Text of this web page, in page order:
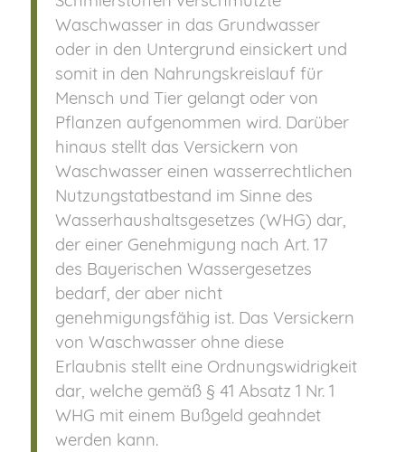
Waschwasser in das Grundwasser
oder in den Untergrund einsickert und
somit in den Nahrungskreislauf für
Mensch und Tier gelangt oder von
Pflanzen aufgenommen wird. Darüber
hinaus stellt das Versickern von
Waschwasser einen wasserrechtlichen
Nutzungstatbestand im Sinne des
Wasserhaushaltsgesetzes (WHG) dar,
der einer Genehmigung nach Art. 17
des Bayerischen Wassergesetzes
bedarf, der aber nicht
genehmigungsfähig ist. Das Versickern
von Waschwasser ohne diese
Erlaubnis stellt eine Ordnungswidrigkeit
dar, welche gemäß § 41 Absatz 1 Nr. 1
WHG mit einem Bußgeld geahndet
werden kann.